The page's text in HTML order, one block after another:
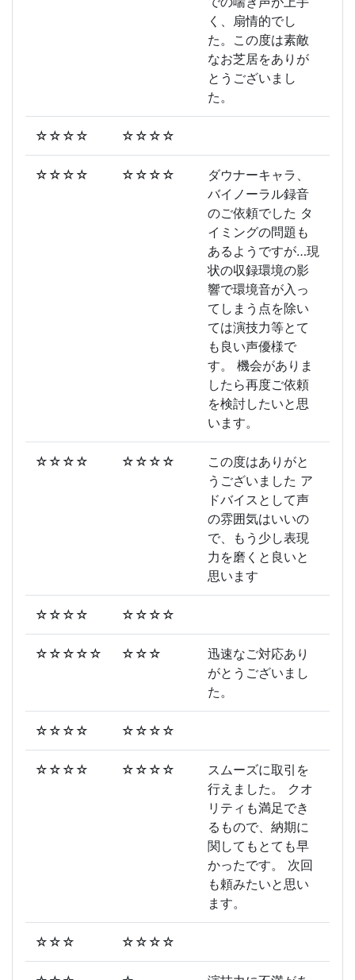
く、扇情的でし
た。この度は素敵
なお芝居をありが
とうございまし
た。
☆☆☆☆ ☆☆☆☆
☆☆☆☆ ☆☆☆☆
ダウナーキャラ、
バイノーラル録音
のご依頼でした タ
イミングの問題も
あるようですが…現
状の収録環境の影
響で環境音が入っ
てしまう点を除い
ては演技力等とて
も良い声優様で
す。 機会がありま
したら再度ご依頼
を検討したいと思
います。
☆☆☆☆ ☆☆☆☆
この度はありがと
うございました ア
ドバイスとして声
の雰囲気はいいの
で、もう少し表現
力を磨くと良いと
思います
☆☆☆☆ ☆☆☆☆
☆☆☆☆☆ ☆☆☆
迅速なご対応あり
がとうございまし
た。
☆☆☆☆ ☆☆☆☆
☆☆☆☆ ☆☆☆☆
スムーズに取引を
行えました。 クオ
リティも満足でき
るもので、納期に
関してもとても早
かったです。 次回
も頼みたいと思い
ます。
☆☆☆ ☆☆☆☆